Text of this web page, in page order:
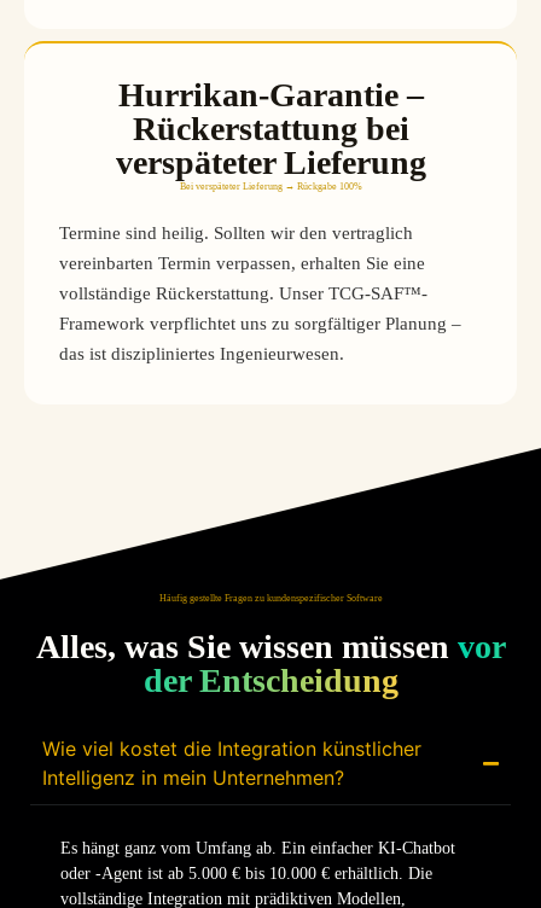
Hurrikan-Garantie –
Rückerstattung bei
verspäteter Lieferung
Bei verspäteter Lieferung → Rückgabe 100%
Termine sind heilig. Sollten wir den vertraglich
vereinbarten Termin verpassen, erhalten Sie eine
vollständige Rückerstattung. Unser TCG-SAF™-
Framework verpflichtet uns zu sorgfältiger Planung –
das ist diszipliniertes Ingenieurwesen.
Häufig gestellte Fragen zu kundenspezifischer Software
Alles, was Sie wissen müssen vor
der Entscheidung
Wie viel kostet die Integration künstlicher
Intelligenz in mein Unternehmen?
Es hängt ganz vom Umfang ab. Ein einfacher KI-Chatbot
oder -Agent ist ab 5.000 € bis 10.000 € erhältlich. Die
vollständige Integration mit prädiktiven Modellen,